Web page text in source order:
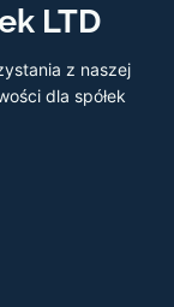
LTD
z naszej
dla spółek